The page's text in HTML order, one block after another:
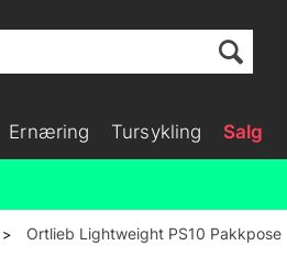
Ernæring Tursykling Salg
> Ortlieb Lightweight PS10 Pakkpose